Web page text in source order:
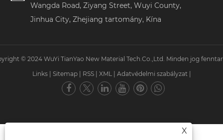
Wangda Road, Ziyang Street, Wuyi County,
Jinhua City, Zhejiang tartomány, Kína
© 2024 WuYi TianYao New Material Tech.Co.,Ltd. Minden jog
Links
Sitemap RSS XML Adatvédelmi szabályzat
X